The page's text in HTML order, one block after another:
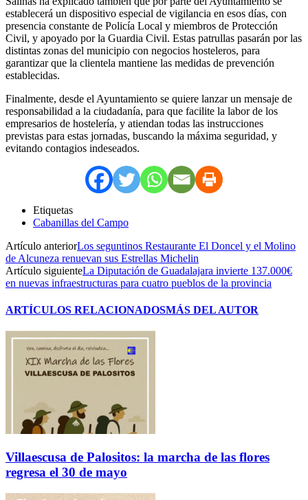
establecerá un dispositivo especial de vigilancia en esos días, con
presencia constante de Policía Local y miembros de Protección
Civil, y apoyado por la Guardia Civil. Estas patrullas pasarán por las
distintas zonas del municipio con negocios hosteleros, para
garantizar que la clientela mantiene las medidas de prevención
establecidas.
Finalmente, desde el Ayuntamiento se quiere lanzar un mensaje de
responsabilidad a la ciudadanía, para que facilite la labor de los
empresarios de hostelería, y atiendan todas las instrucciones
previstas para estas jornadas, buscando la máxima seguridad, y
evitando contagios indeseados.
Etiquetas
Cabanillas del Campo
Artículo anteriorLos seguntinos Restaurante El Doncel y el Molino
de Alcuneza renuevan sus Estrellas Michelin
Artículo siguienteLa Diputación de Guadalajara invierte 137.000€
en nuevas infraestructuras para cuatro pueblos de la provincia
ARTÍCULOS RELACIONADOSMÁS DEL AUTOR
Villaescusa de Palositos: la marcha de las flores
regresa el 30 de mayo